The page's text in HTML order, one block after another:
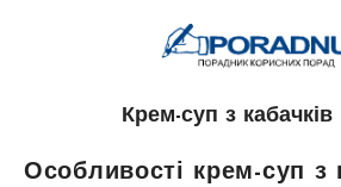
Крем-суп з кабачків
Особливості крем-суп з